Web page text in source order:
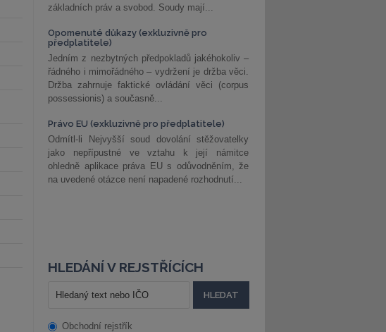
základních práv a svobod. Soudy mají...
Opomenuté důkazy (exkluzivně pro
předplatitele)
Jedním z nezbytných předpokladů jakéhokoliv –
řádného i mimořádného – vydržení je držba věci.
Držba zahrnuje faktické ovládání věci (corpus
possessionis) a současně...
Právo EU (exkluzivně pro předplatitele)
Odmítl-li Nejvyšší soud dovolání stěžovatelky
jako nepřípustné ve vztahu k její námitce
ohledně aplikace práva EU s odůvodněním, že
na uvedené otázce není napadené rozhodnutí...
HLEDÁNÍ V REJSTŘÍCÍCH
Obchodní rejstřík